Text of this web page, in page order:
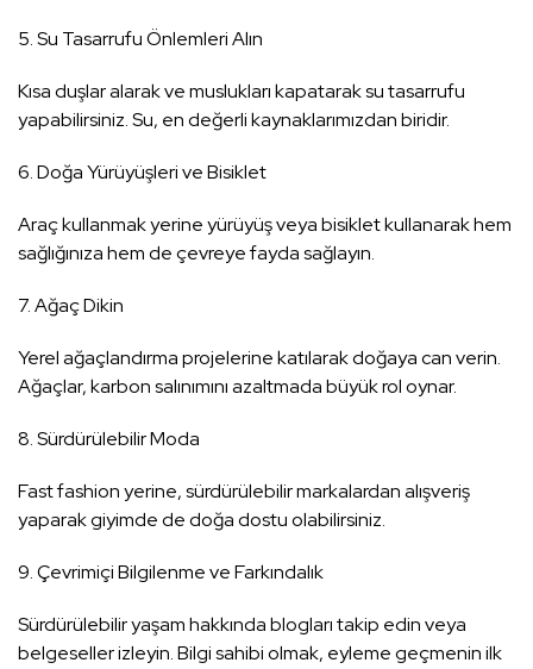
5. Su Tasarrufu Önlemleri Alın
Kısa duşlar alarak ve muslukları kapatarak su tasarrufu
yapabilirsiniz. Su, en değerli kaynaklarımızdan biridir.
6. Doğa Yürüyüşleri ve Bisiklet
Araç kullanmak yerine yürüyüş veya bisiklet kullanarak hem
sağlığınıza hem de çevreye fayda sağlayın.
7. Ağaç Dikin
Yerel ağaçlandırma projelerine katılarak doğaya can verin.
Ağaçlar, karbon salınımını azaltmada büyük rol oynar.
8. Sürdürülebilir Moda
Fast fashion yerine, sürdürülebilir markalardan alışveriş
yaparak giyimde de doğa dostu olabilirsiniz.
9. Çevrimiçi Bilgilenme ve Farkındalık
Sürdürülebilir yaşam hakkında blogları takip edin veya
belgeseller izleyin. Bilgi sahibi olmak, eyleme geçmenin ilk